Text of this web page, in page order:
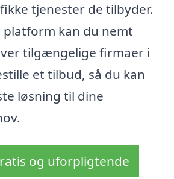
tjenester de tilbyder.
platform kan du nemt
tilgængelige firmaer i
et tilbud, så du kan
løsning til dine
og uforpligtende